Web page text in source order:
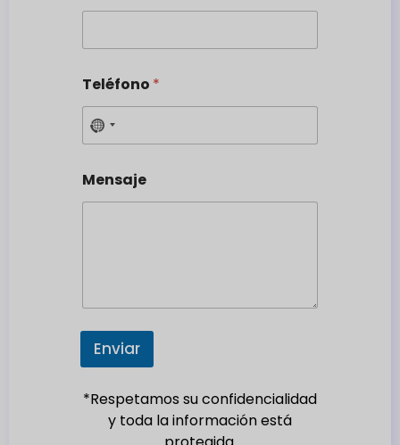
Teléfono *
N
o
o
e
l
c
Mensaje
Enviar
*Respetamos su confidencialidad
y toda la información está